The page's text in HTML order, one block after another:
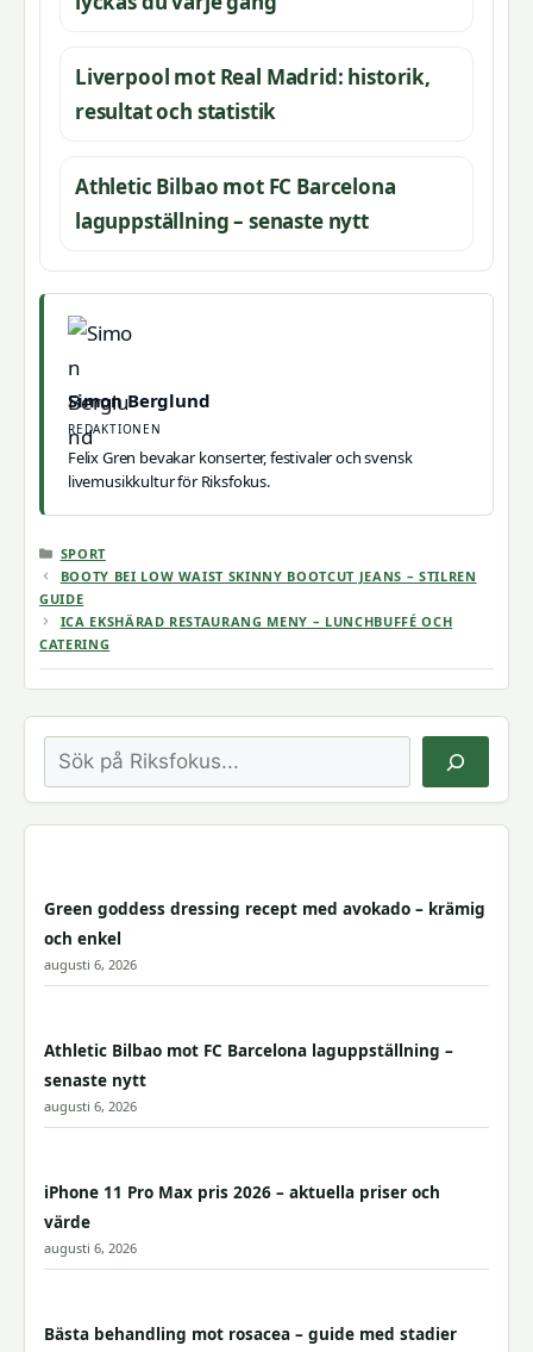
Liverpool mot Real Madrid: historik,
resultat och statistik
Athletic Bilbao mot FC Barcelona
laguppställning – senaste nytt
Simon Berglund
REDAKTIONEN
Felix Gren bevakar konserter, festivaler och svensk
livemusikkultur för Riksfokus.
KATEGORIER
SPORT
BOOTY BEI LOW WAIST SKINNY BOOTCUT JEANS – STILREN
GUIDE
ICA EKSHÄRAD RESTAURANG MENY – LUNCHBUFFÉ OCH
CATERING
Sök
Green goddess dressing recept med avokado – krämig
och enkel
augusti 6, 2026
Athletic Bilbao mot FC Barcelona laguppställning –
senaste nytt
augusti 6, 2026
iPhone 11 Pro Max pris 2026 – aktuella priser och
värde
augusti 6, 2026
Bästa behandling mot rosacea – guide med stadier